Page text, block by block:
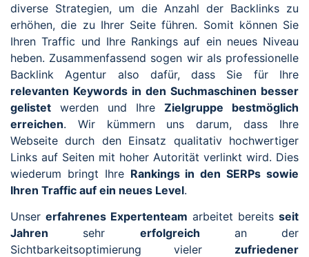
diverse Strategien, um die Anzahl der Backlinks zu
erhöhen, die zu Ihrer Seite führen. Somit können Sie
Ihren Traffic und Ihre Rankings auf ein neues Niveau
heben. Zusammenfassend sogen wir als professionelle
Backlink Agentur also dafür, dass Sie für Ihre
relevanten Keywords in den Suchmaschinen besser
gelistet werden und Ihre Zielgruppe bestmöglich
erreichen. Wir kümmern uns darum, dass Ihre
Webseite durch den Einsatz qualitativ hochwertiger
Links auf Seiten mit hoher Autorität verlinkt wird. Dies
wiederum bringt Ihre Rankings in den SERPs sowie
Ihren Traffic auf ein neues Level.
Unser erfahrenes Expertenteam arbeitet bereits seit
Jahren sehr erfolgreich an der
Sichtbarkeitsoptimierung vieler zufriedener